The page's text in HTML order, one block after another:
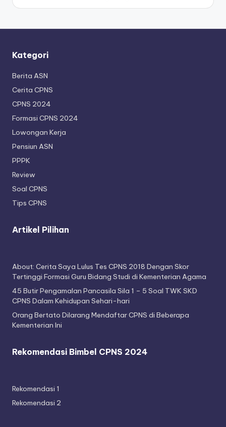
Kategori
Berita ASN
Cerita CPNS
CPNS 2024
Formasi CPNS 2024
Lowongan Kerja
Pensiun ASN
PPPK
Review
Soal CPNS
Tips CPNS
Artikel Pilihan
About: Cerita Saya Lulus Tes CPNS 2018 Dengan Skor
Tertinggi Formasi Guru Bidang Studi di Kementerian Agama
45 Butir Pengamalan Pancasila Sila 1 – 5 Soal TWK SKD
CPNS Dalam Kehidupan Sehari-hari
Orang Bertato Dilarang Mendaftar CPNS di Beberapa
Kementerian Ini
Rekomendasi Bimbel CPNS 2024
Rekomendasi 1
Rekomendasi 2